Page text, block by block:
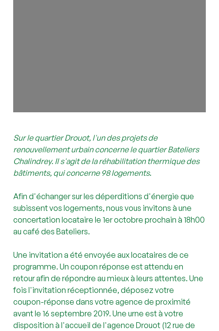
Sur le quartier Drouot, l'un des projets de
renouvellement urbain concerne le quartier Bateliers
Chalindrey. Il s'agit de la réhabilitation thermique des
bâtiments, qui concerne 98 logements.
Afin d'échanger sur les déperditions d'énergie que
subissent vos logements, nous vous invitons à une
concertation locataire le 1er octobre prochain à 18h00
au café des Bateliers.
Une invitation a été envoyée aux locataires de ce
programme. Un coupon réponse est attendu en
retour afin de répondre au mieux à leurs attentes. Une
fois l'invitation réceptionnée, déposez votre
coupon-réponse dans votre agence de proximité
avant le 16 septembre 2019. Une urne est à votre
disposition à l'accueil de l'agence Drouot (12 rue de